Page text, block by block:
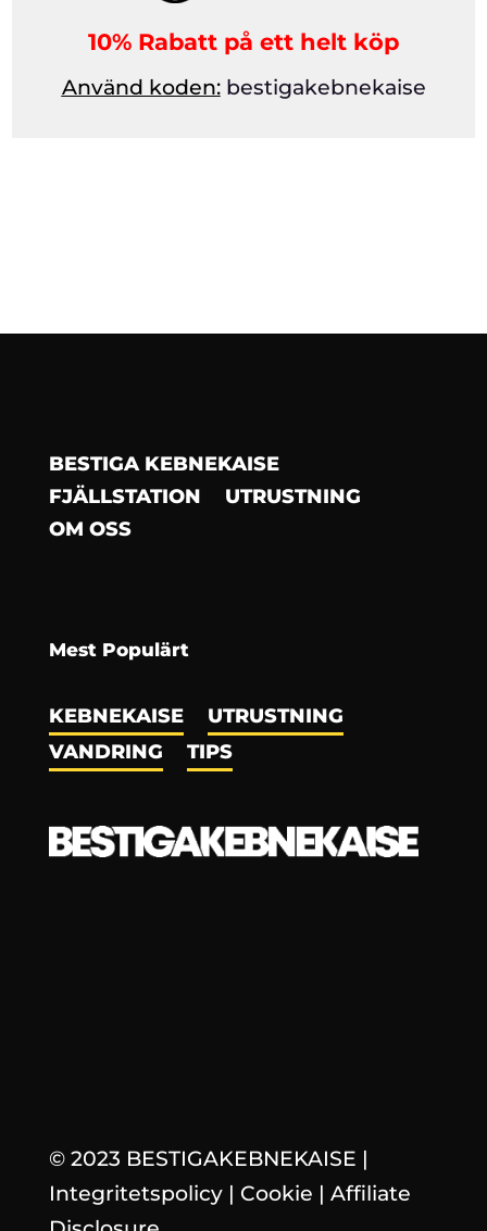
10% Rabatt på ett helt köp
Använd koden:bestigakebnekaise
BESTIGA KEBNEKAISE
FJÄLLSTATION
UTRUSTNING
OM OSS
Mest Populärt
KEBNEKAISE
UTRUSTNING
VANDRING
TIPS
© 2023 BESTIGAKEBNEKAISE |
Integritetspolicy| Cookie | Affiliate